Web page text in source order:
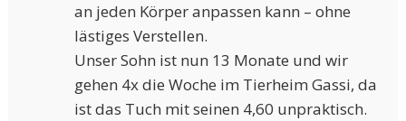
an jeden Körper anpassen kann – ohne
lästiges Verstellen.
Unser Sohn ist nun 13 Monate und wir
gehen 4x die Woche im Tierheim Gassi, da
ist das Tuch mit seinen 4,60 unpraktisch.